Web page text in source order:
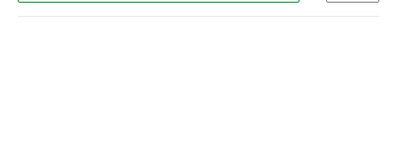
Волейбол
Зоран Терзич